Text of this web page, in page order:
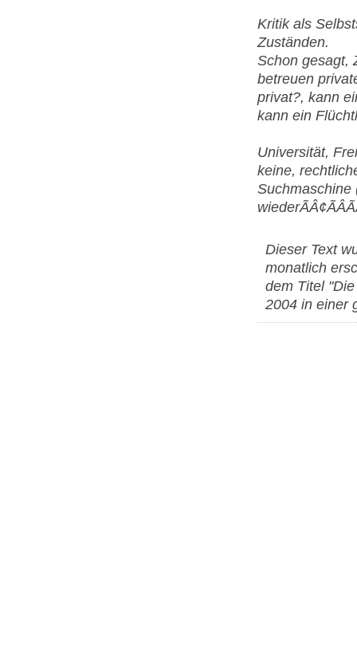
Kritik als
Zuständen.
Schon gesagt,
betreuen
privat?, kann
kann ein
Universität,
keine,
Suchmaschine
Dieser Text
monatlich
dem Titel
2004 in einer